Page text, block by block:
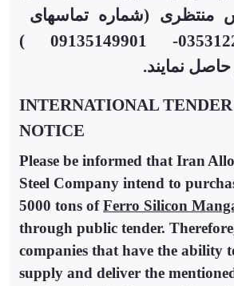
منتظری (شماره تماسهای
03531222547- 09135149901 )
نمایند.
INTERNATIONAL TENDER
NOTICE
Please be informed that Iran
Steel Company intend to
5000 tons ofFerro Silicon
through public tender.
companies that have the ability
supply and deliver the